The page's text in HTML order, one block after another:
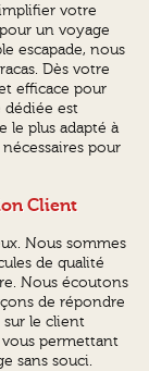
votre
un voyage
escapade, nous
Dès votre
efficace pour
dédiée est
le plus adapté à
pour
Client
Nous sommes
de qualité
Nous écoutons
de répondre
sur le client
permettant
sans souci.